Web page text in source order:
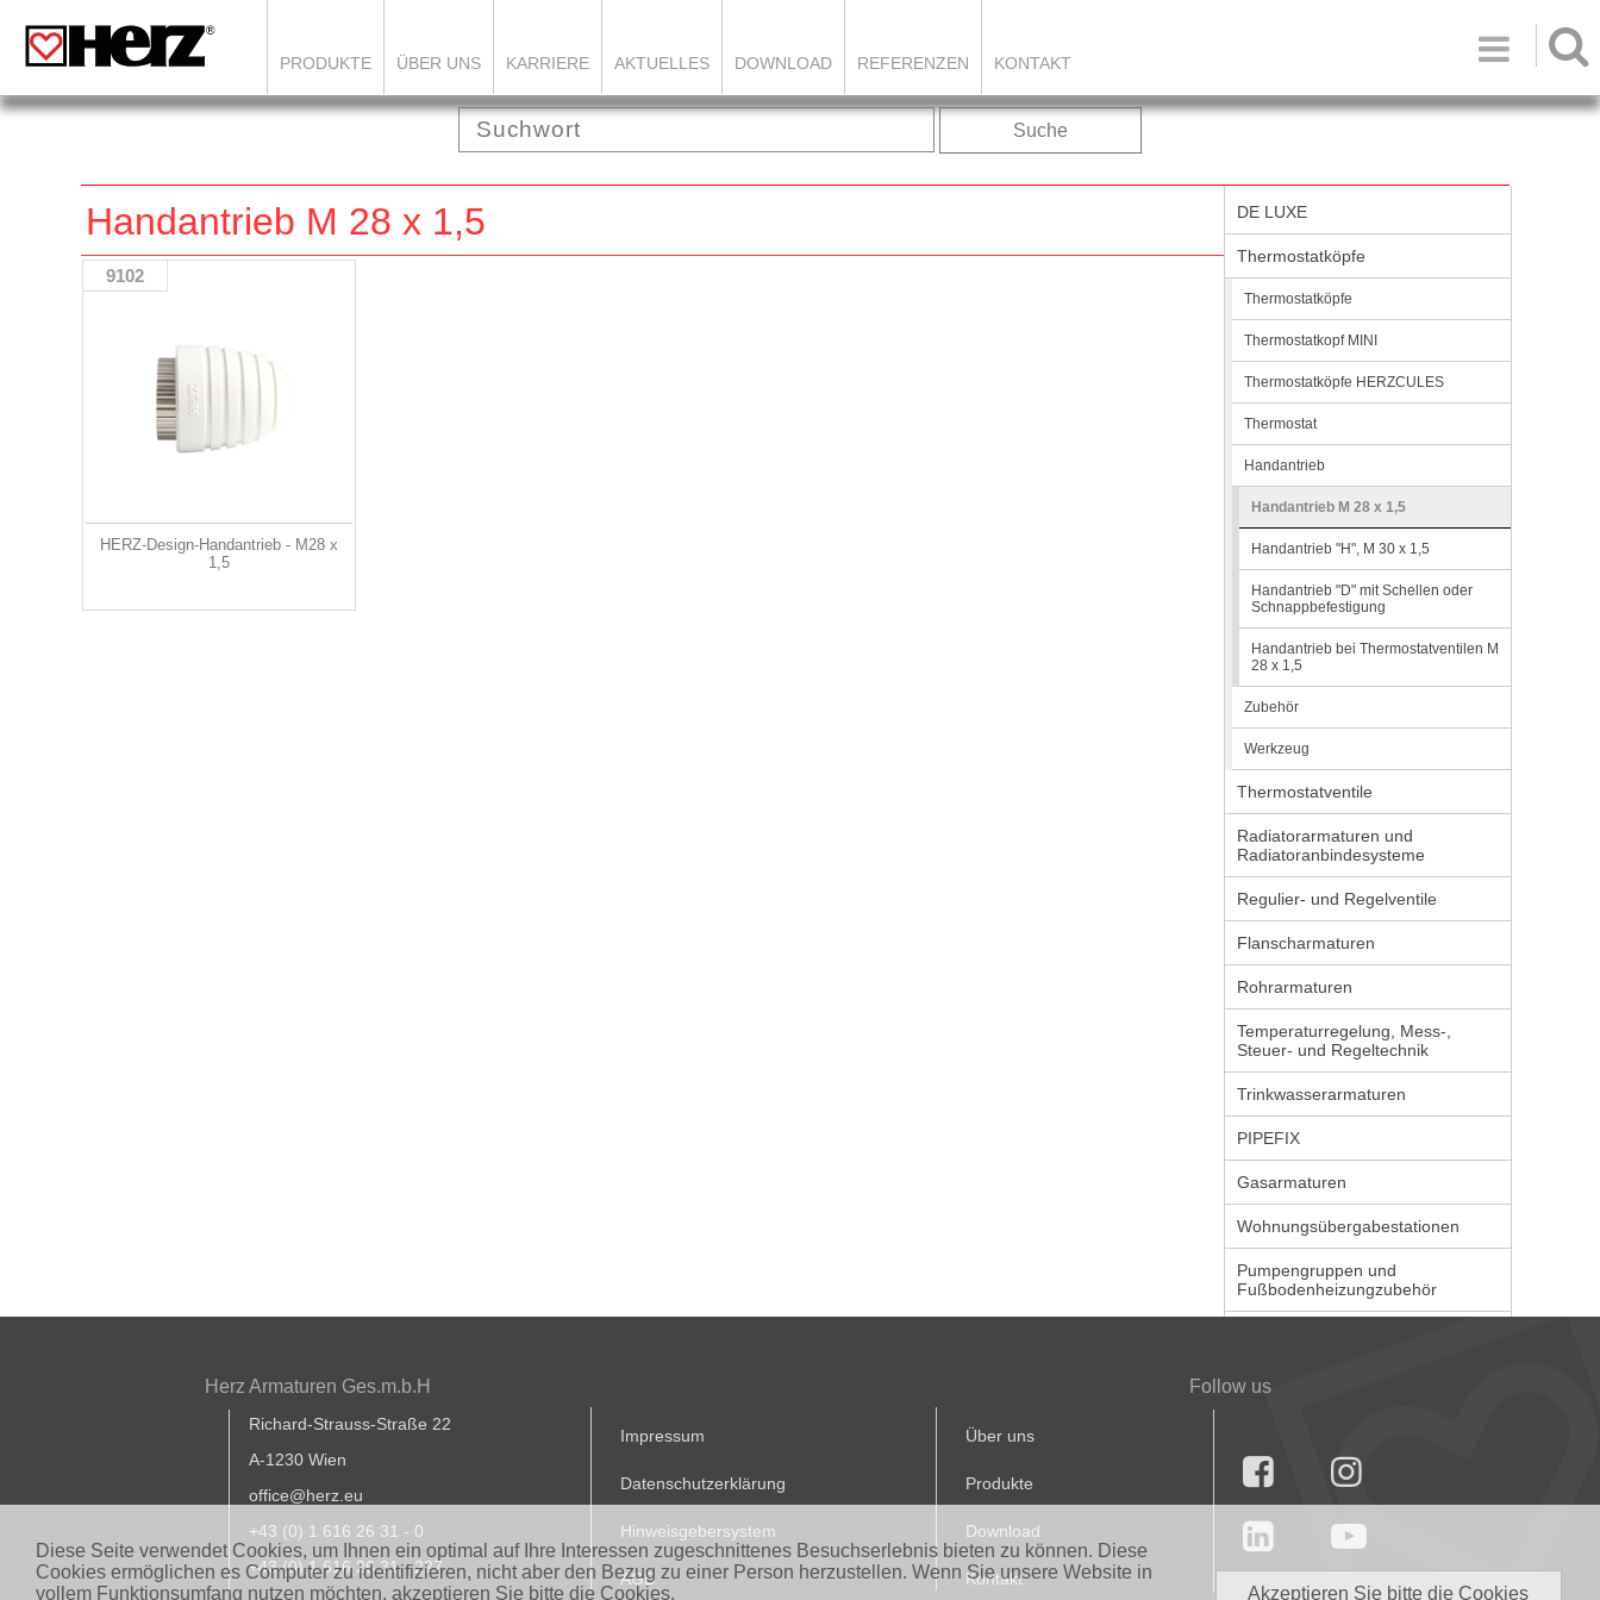
Diese Seite verwendet Cookies, um Ihnen ein optimal auf Ihre Interessen zugeschnittenes Besuchserlebnis bieten zu können. Diese
Cookies ermöglichen es Computer zu identifizieren, nicht aber den Bezug zu einer Person herzustellen. Wenn Sie unsere Website in
vollem Funktionsumfang nutzen möchten, akzeptieren Sie bitte die Cookies.
Akzeptieren Sie bitte die Cookies

PRODUKTE ÜBER UNS KARRIERE AKTUELLES DOWNLOAD REFERENZEN KONTAKT
Suche
Handantrieb M 28 x 1,5
9102
HERZ-Design-Handantrieb - M28 x
1,5
DE LUXE
Thermostatköpfe
Thermostatköpfe
Thermostatkopf MINI
Thermostatköpfe HERZCULES
Thermostat
Handantrieb
Handantrieb M 28 x 1,5
Handantrieb "H", M 30 x 1,5
Handantrieb "D" mit Schellen oder
Schnappbefestigung
Handantrieb bei Thermostatventilen M
28 x 1,5
Zubehör
Werkzeug
Thermostatventile
Radiatorarmaturen und
Radiatoranbindesysteme
Regulier- und Regelventile
Flanscharmaturen
Rohrarmaturen
Temperaturregelung, Mess-,
Steuer- und Regeltechnik
Trinkwasserarmaturen
PIPEFIX
Gasarmaturen
Wohnungsübergabestationen
Pumpengruppen und
Fußbodenheizungzubehör
Herz Armaturen Ges.m.b.H
Richard-Strauss-Straße 22
A-1230 Wien
office@herz.eu
+43 (0) 1 616 26 31 - 0
+43 (0) 1 616 26 31 - 227
Impressum
Datenschutzerklärung
Hinweisgebersystem
AGB
Über uns
Produkte
Download
Kontakt
Follow us



